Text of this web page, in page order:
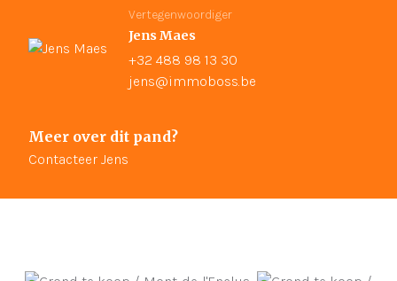
Vertegenwoordiger
Jens Maes
+32 488 98 13 30
jens@immoboss.be
Meer over dit pand?
Contacteer Jens